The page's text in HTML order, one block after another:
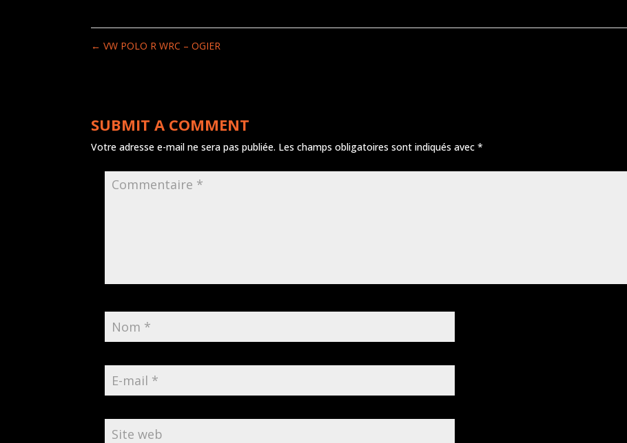
← VW POLO R WRC – OGIER
SUBMIT A COMMENT
Votre adresse e-mail ne sera pas publiée. Les champs obligatoires sont indiqués avec *